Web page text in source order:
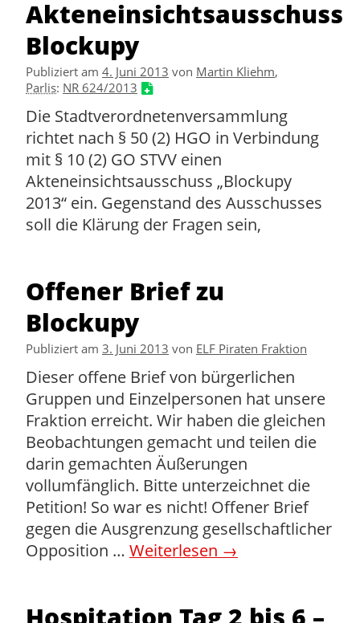
Akteneinsichtsausschuss
Blockupy
Publiziert am 4. Juni 2013 von Martin Kliehm,
Parlis: NR 624/2013
Die Stadtverordnetenversammlung
richtet nach § 50 (2) HGO in Verbindung
mit § 10 (2) GO STVV einen
Akteneinsichtsausschuss „Blockupy
2013“ ein. Gegenstand des Ausschusses
soll die Klärung der Fragen sein,
Offener Brief zu
Blockupy
Publiziert am 3. Juni 2013 von ELF Piraten Fraktion
Dieser offene Brief von bürgerlichen
Gruppen und Einzelpersonen hat unsere
Fraktion erreicht. Wir haben die gleichen
Beobachtungen gemacht und teilen die
darin gemachten Äußerungen
vollumfänglich. Bitte unterzeichnet die
Petition! So war es nicht! Offener Brief
gegen die Ausgrenzung gesellschaftlicher
Opposition … Weiterlesen →